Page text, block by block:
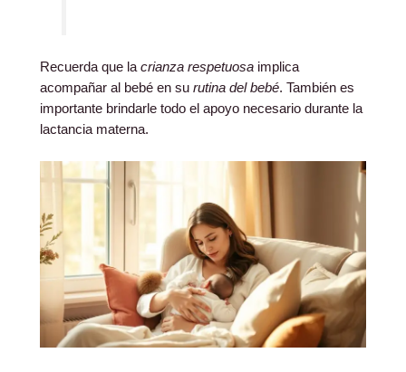
Recuerda que la crianza respetuosa implica
acompañar al bebé en su rutina del bebé. También es
importante brindarle todo el apoyo necesario durante la
lactancia materna.